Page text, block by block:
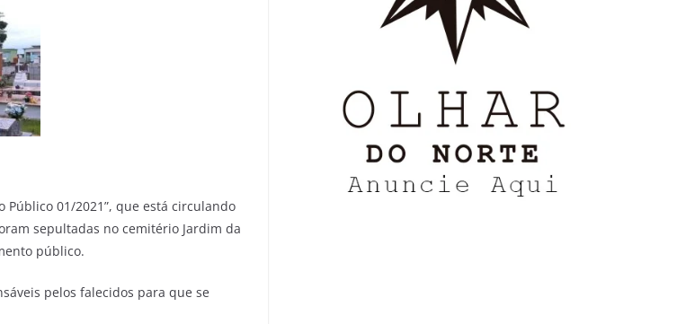
Público 01/2021”, que está circulando
sepultadas no cemitério Jardim da
público.
pelos falecidos para que se